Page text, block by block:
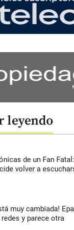
leyendo
de un Fan
volver a
muy cambiada!
redes y parece otra